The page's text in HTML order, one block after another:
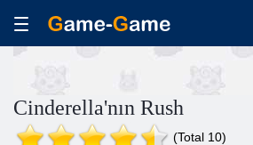
Cinderella'nın Rush
(Total 10)